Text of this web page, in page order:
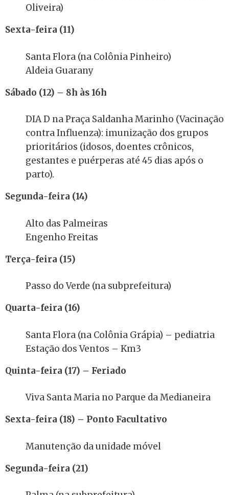
Oliveira)
Sexta-feira (11)
Santa Flora (na Colônia Pinheiro)
Aldeia Guarany
Sábado (12) – 8h às 16h
DIA D na Praça Saldanha Marinho (Vacinação
contra Influenza): imunização dos grupos
prioritários (idosos, doentes crônicos,
gestantes e puérperas até 45 dias após o
parto).
Segunda-feira (14)
Alto das Palmeiras
Engenho Freitas
Terça-feira (15)
Passo do Verde (na subprefeitura)
Quarta-feira (16)
Santa Flora (na Colônia Grápia) – pediatria
Estação dos Ventos – Km3
Quinta-feira (17) – Feriado
Viva Santa Maria no Parque da Medianeira
Sexta-feira (18) – Ponto Facultativo
Manutenção da unidade móvel
Segunda-feira (21)